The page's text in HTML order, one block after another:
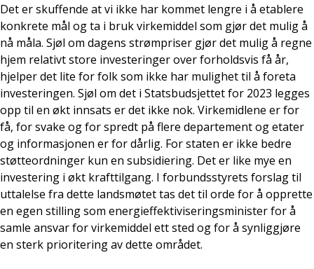
Det er skuffende at vi ikke har kommet lengre i å etablere
konkrete mål og ta i bruk virkemiddel som gjør det mulig å
nå måla. Sjøl om dagens strømpriser gjør det mulig å regne
hjem relativt store investeringer over forholdsvis få år,
hjelper det lite for folk som ikke har mulighet til å foreta
investeringen. Sjøl om det i Statsbudsjettet for 2023 legges
opp til en økt innsats er det ikke nok. Virkemidlene er for
få, for svake og for spredt på flere departement og etater
og informasjonen er for dårlig. For staten er ikke bedre
støtteordninger kun en subsidiering. Det er like mye en
investering i økt krafttilgang. I forbundsstyrets forslag til
uttalelse fra dette landsmøtet tas det til orde for å opprette
en egen stilling som energieffektiviseringsminister for å
samle ansvar for virkemiddel ett sted og for å synliggjøre
en sterk prioritering av dette området.